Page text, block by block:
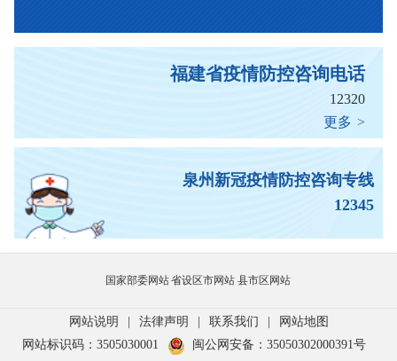
福建省疫情防控咨询电话
12320
更多 >
泉州新冠疫情防控咨询专线
12345
国家部委网站省设区市网站 县市区网站
网站说明 法律声明 联系我们
网站地图
网站标识码：3505030001
闽公网安备：35050302000391号